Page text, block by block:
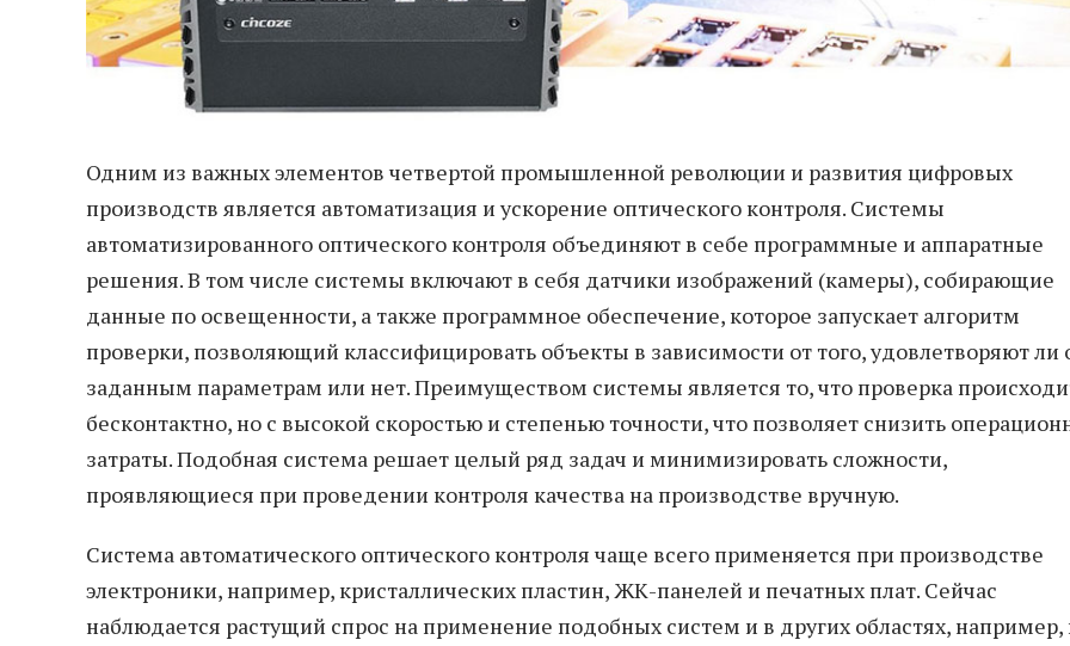
Одним из важных элементов четвертой промышленной революции и развития цифровых
производств является автоматизация и ускорение оптического контроля. Системы
автоматизированного оптического контроля объединяют в себе программные и аппаратные
решения. В том числе системы включают в себя датчики изображений (камеры), собирающие
данные по освещенности, а также программное обеспечение, которое запускает алгоритм
проверки, позволяющий классифицировать объекты в зависимости от того, удовлетворяют ли
заданным параметрам или нет. Преимуществом системы является то, что проверка
бесконтактно, но с высокой скоростью и степенью точности, что позволяет снизить
затраты. Подобная система решает целый ряд задач и минимизировать сложности,
проявляющиеся при проведении контроля качества на производстве вручную.
Система автоматического оптического контроля чаще всего применяется при производстве
электроники, например, кристаллических пластин, ЖК-панелей и печатных плат. Сейчас
наблюдается растущий спрос на применение подобных систем и в других областях, например,